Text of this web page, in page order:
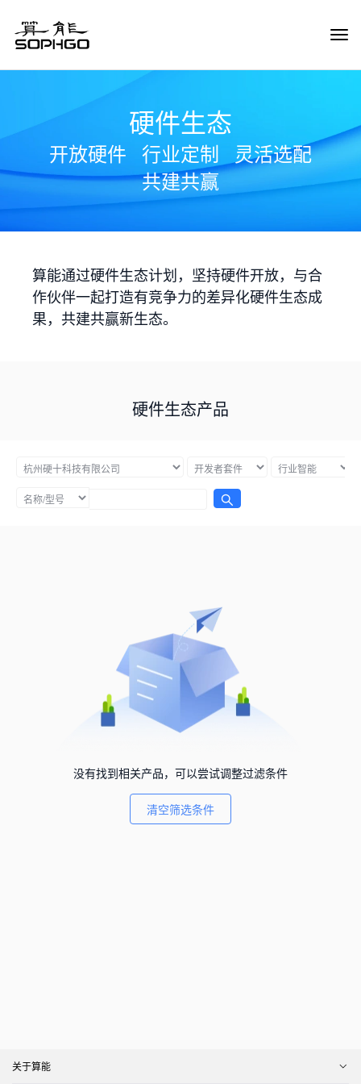
硬件生态
开放硬件 行业定制
灵活选配
共建共赢
算能通过硬件生态计划，坚持硬件开放，与合
作伙伴一起打造有竞争力的差异化硬件生态成
果，共建共赢新生态。
硬件生态产品
没有找到相关产品，可以尝试调整过滤条件
清空筛选条件
关于算能